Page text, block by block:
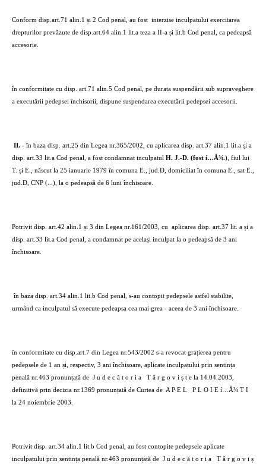
Conform disp.art.71 alin.1 și 2 Cod penal, au fost interzise inculpatului exercitarea
drepturilor prevăzute de disp.art.64 alin.1 lit.a teza a II-a și lit.b Cod penal, ca pedeapsă
accesorie.
în conformitate cu disp. art.71 alin.5 Cod penal, pe durata suspendării sub supraveghere
a executării pedepsei închisorii, dispune suspendarea executării pedepsei accesorii.
II. - în baza disp. art.25 din Legea nr.365/2002, cu aplicarea disp. art.37 alin.1 lit.a și a
disp. art.33 lit.a Cod penal, a fost condamnat inculpatul H. J.-D. (fost í…Å¾.), fiul lui
T. și E., născut la 25 ianuarie 1979 în comuna E., jud.D, domiciliat în comuna E., sat E.,
jud.D, CNP (...), la o pedeapsă de 6 luni închisoare.
Potrivit disp. art.42 alin.1 și 3 din Legea nr.161/2003, cu
aplicarea disp. art.37 lit. a și a
disp. art.33 lit.a Cod penal, a condamnat pe același inculpat la o pedeapsă de 3 ani
închisoare.
în baza disp. art.34 alin.1 lit.b Cod penal, s-au contopit pedepsele astfel stabilite,
urmând ca inculpatul să execute pedeapsa cea mai grea - aceea de 3 ani închisoare.
în conformitate cu disp.art.7 din Legea nr.543/2002 s-a revocat grațierea pentru
pedepsele de 1 an și, respectiv, 3 ani închisoare, aplicate inculpatului prin sentința
penală nr.463 pronunțată de J u d e c ă t o r i a
T â r g o v i ș t e la 14.04.2003,
definitivă prin decizia nr.1369 pronunțată de Curtea de A P E L
P L O I E í…Å¾ T I
la 24 noiembrie 2003.
Potrivit disp. art.34 alin.1 lit.b Cod penal, au fost contopite pedepsele aplicate
inculpatului prin sentința penală nr.463 pronunțată de J u d e c ă t o r i a T â r g o v i ș